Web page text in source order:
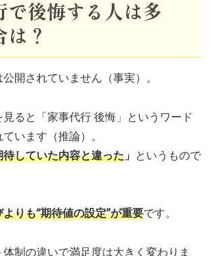
で後悔する人は多
？
開されていません（事実）。
ると「家事代行 後悔」というワード
います（推論）。
待していた内容と違った 」 というもので
りも“期待値の設定”が重要です。
制の違いで満足度は大きく変わりま